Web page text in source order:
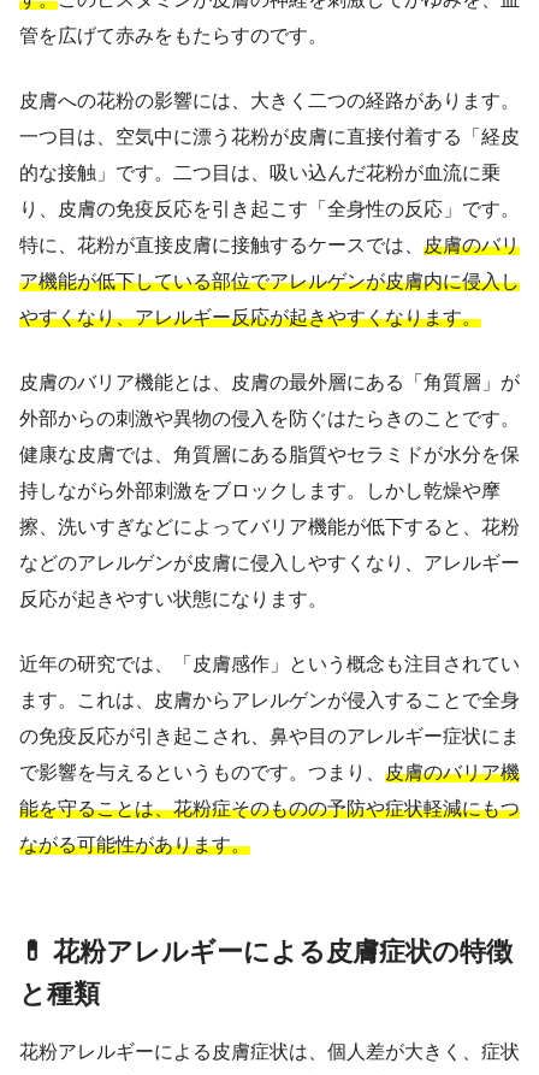
管を広げて赤みをもたらすのです。
皮膚への花粉の影響には、大きく二つの経路があります。
一つ目は、空気中に漂う花粉が皮膚に直接付着する「経皮
的な接触」です。二つ目は、吸い込んだ花粉が血流に乗
り、皮膚の免疫反応を引き起こす「全身性の反応」です。
特に、花粉が直接皮膚に接触するケースでは、 皮膚のバリ
ア機能が低下している部位でアレルゲンが皮膚内に侵入し
やすくなり、アレルギー反応が起きやすくなります。
皮膚のバリア機能とは、皮膚の最外層にある「角質層」が
外部からの刺激や異物の侵入を防ぐはたらきのことです。
健康な皮膚では、角質層にある脂質やセラミドが水分を保
持しながら外部刺激をブロックします。しかし乾燥や摩
擦、洗いすぎなどによってバリア機能が低下すると、花粉
などのアレルゲンが皮膚に侵入しやすくなり、アレルギー
反応が起きやすい状態になります。
近年の研究では、「皮膚感作」という概念も注目されてい
ます。これは、皮膚からアレルゲンが侵入することで全身
の免疫反応が引き起こされ、鼻や目のアレルギー症状にま
で影響を与えるというものです。つまり、 皮膚のバリア機
能を守ることは、花粉症そのものの予防や症状軽減にもつ
ながる可能性があります。
💊 花粉アレルギーによる皮膚症状の特徴
と種類
花粉アレルギーによる皮膚症状は、個人差が大きく、症状